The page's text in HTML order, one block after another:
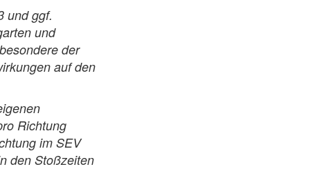
und ggf.
und
der
auf den
Richtung
im SEV
den Stoßzeiten